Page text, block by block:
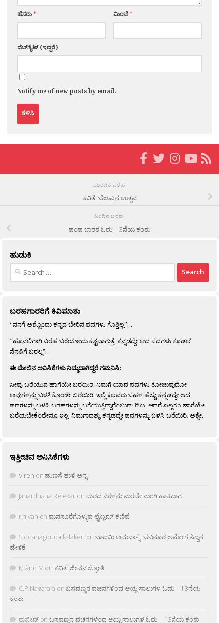
ಹೆಸರು* ಮಿಂಚೆ*
ವೆಬ್‌ಸೈಟ್ (ಇದ್ದರೆ)
Notify me of new posts by email.
ಮುಂದಿನ ಬರಹ
ಕವಿತೆ: ಚೆಲುವಿನ ಉತ್ಸವ
ಹಿಂದಿನ ಬರಹ
ಪಂಪ ಬಾರತ ಓದು – 3ನೆಯ ಕಂತು
ಹುಡುಕಿ
Search
ಬರಹಗಾರರಿಗೆ ಕಿವಿಮಾತು
“ನನಗೆ ಅಶ್ಟೊಂದು ಕನ್ನಡ ಬೇರಿನ ಪದಗಳು ಗೊತ್ತಿಲ್ಲ”…
“ಹೊನಲಿಗಾಗಿ ಬರಹ ಬರೆಯೋದು ಕಶ್ಟವಾಗುತ್ತೆ. ಕನ್ನಡದ್ದೇ ಆದ ಪದಗಳು ಕೂಡಲೆ
ನೆನಪಿಗೆ ಬರಲ್ಲ”…
ಈ ಮೇಲಿನ ಅನಿಸಿಕೆಗಳು ನಿಮ್ಮದಾಗಿದ್ದರೆ ಗಮನಿಸಿ:
ನೀವು ಬರೆಯುವ ಹಾಗೆಯೇ ಬರೆಯಿರಿ. ನಿಮಗೆ ಯಾವ ಪದಗಳು ತೋಚುವುದೋ
ಅವುಗಳನ್ನು ಬಳಸಿಕೊಂಡೇ ಬರೆಯಿರಿ. ಇಲ್ಲಿ ಕೆಲವರು ಬಹಳ ಹೆಚ್ಚು ಕನ್ನಡದ್ದೇ ಆದ
ಪದಗಳನ್ನು ಬಳಸಿ ಬರಹಗಳನ್ನು ಬರೆಯುತ್ತಿದ್ದಾರೆಂಬುದು ದಿಟ. ಆದರೆ ಎಲ್ಲರೂ ಹಾಗೆಯೇ
ಬರೆಯಬೇಕೆಂದೇನೂ ಇಲ್ಲ. ನಿಮಗಾದಶ್ಟು ಕನ್ನಡದ್ದೇ ಪದಗಳನ್ನು ಬಳಸಿ ಬರೆಯಿರಿ, ಅಶ್ಟೇ.
ಇತ್ತೀಚಿನ ಅನಿಸಿಕೆಗಳು
Viren on ಹುಣಸೆ ಹುಳಿ ಅನ್ನ
Janardhana Relekar on ಮರದ ನೆರಳನು ಮರವೇ ನುಂಗಿ ಹಾಕಿದಾಗ…
rjnivah on ಮನಸೂರೆಗೊಳ್ಳುವ ಲೈಟ್ಲಮ್ ಕಣಿವೆ
Siddanagouda kalakeri on ಬಾದಮಿ ಅಮವಾಸ್ಯೆ: ಚಬನೂರ ಅಮೋಗ ಸಿದ್ದನ
ಹೇಳಿಕೆ
M âñd M on ಕವಿತೆ: ಜೀವನ ಜ್ಯೋತಿ
C.P.Nagaraja on ಬಸವಣ್ಣನ ವಚನಗಳಿಂದ ಆಯ್ದ ಸಾಲುಗಳ ಓದು – 13ನೆಯ
ಕಂತು
ರಾಜೀವ್ on ಬಸವಣ್ಣನ ವಚನಗಳಿಂದ ಆಯ್ದ ಸಾಲುಗಳ ಓದು – 13ನೆಯ ಕಂತು